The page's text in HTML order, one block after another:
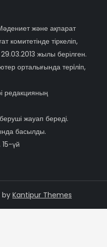
және ақпарат
комитетінде тіркеліп,
жылы берілген.
орталығында терiлiп,
редакцияның
жауап береді.
басылды.
15-үй
by Kantipur Themes